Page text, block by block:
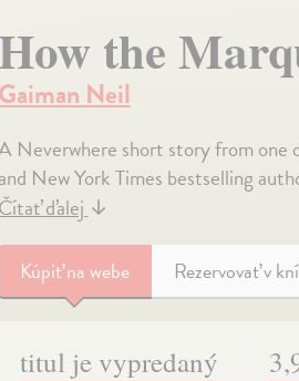
How the
Gaiman Neil
Neverwhere short story from one
and New York Times bestselling
ďalej↓
Kúpiťna webe Rezervovať v
titul je vypredaný